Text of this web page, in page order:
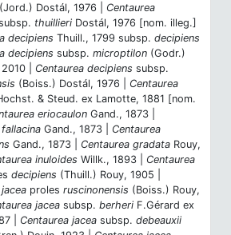
(Jord.) Dostál, 1976 | Centaurea
thuillieri Dostál, 1976 [nom. illeg.]
decipiens Thuill., 1799 subsp. decipiens
decipiens subsp. microptilon (Godr.)
| Centaurea decipiens subsp.
(Boiss.) Dostál, 1976 | Centaurea
& Steud. ex Lamotte, 1881 [nom.
eriocaulon Gand., 1873 |
Gand., 1873 | Centaurea
Gand., 1873 | Centaurea gradata Rouy,
inuloides Willk., 1893 | Centaurea
decipiens (Thuill.) Rouy, 1905 |
proles ruscinonensis (Boiss.) Rouy,
jacea subsp. berheri F.Gérard ex
| Centaurea jacea subsp. debeauxii